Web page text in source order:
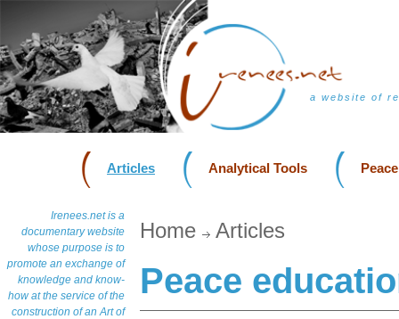
a website of
Articles Analytical Tools
Irenees.net is a
documentary website
whose purpose is to
promote an exchange of
knowledge and know-
how at the service of the
construction of an Art of
Home Articles
Peace